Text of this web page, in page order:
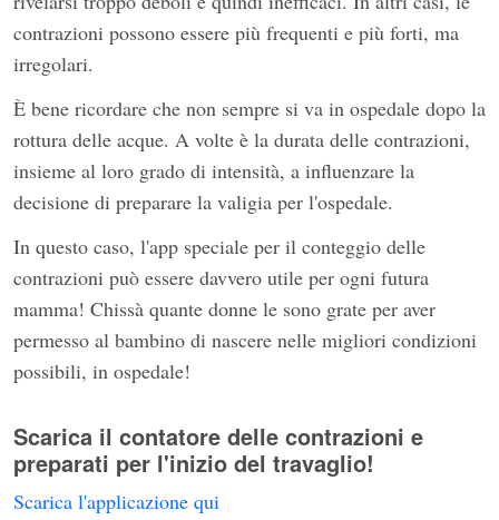
contrazioni possono essere più frequenti e più forti, ma
irregolari.
È bene ricordare che non sempre si va in ospedale dopo la
rottura delle acque. A volte è la durata delle contrazioni,
insieme al loro grado di intensità, a influenzare la
decisione di preparare la valigia per l'ospedale.
In questo caso, l'app speciale per il conteggio delle
contrazioni può essere davvero utile per ogni futura
mamma! Chissà quante donne le sono grate per aver
permesso al bambino di nascere nelle migliori condizioni
possibili, in ospedale!
Scarica il contatore delle contrazioni e
preparati per l'inizio del travaglio!
Scarica l'applicazione qui